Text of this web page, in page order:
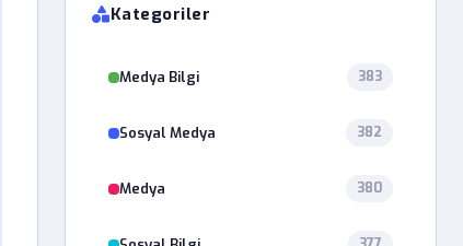
Kategoriler
Medya Bilgi 383
Sosyal Medya 382
Medya 380